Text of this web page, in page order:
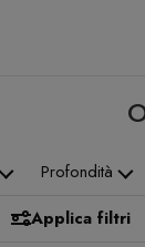
Profondità
Applica filtri